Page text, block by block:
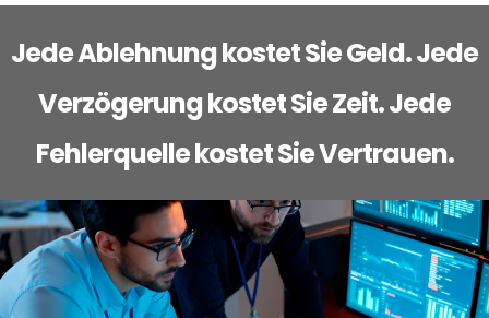
Jede Ablehnung kostet Sie Geld. Jede
Verzögerung kostet Sie Zeit. Jede
Fehlerquelle kostet Sie Vertrauen.